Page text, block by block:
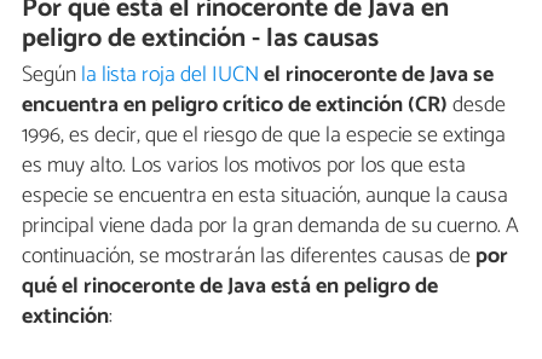
peligro de extinción - las causas
Segúnla lista roja del IUCNel rinoceronte de Java se
encuentra en peligro crítico de extinción (CR)desde
1996, es decir, que el riesgo de que la especie se extinga
es muy alto. Los varios los motivos por los que esta
especie se encuentra en esta situación, aunque la causa
principal viene dada por la gran demanda de su cuerno. A
continuación, se mostrarán las diferentes causas depor
qué el rinoceronte de Java está en peligro de
extinción: